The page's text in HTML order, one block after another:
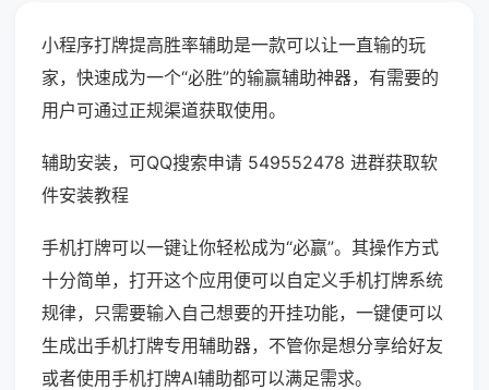
小程序打牌提高胜率辅助是一款可以让一直输的玩
家，快速成为一个“必胜”的输赢辅助神器，有需要的
用户可通过正规渠道获取使用。
辅助安装，可QQ搜索申请 549552478 进群获取软
件安装教程
手机打牌可以一键让你轻松成为“必赢”。其操作方式
十分简单，打开这个应用便可以自定义手机打牌系统
规律，只需要输入自己想要的开挂功能，一键便可以
生成出手机打牌专用辅助器，不管你是想分享给好友
或者使用手机打牌AI辅助都可以满足需求。